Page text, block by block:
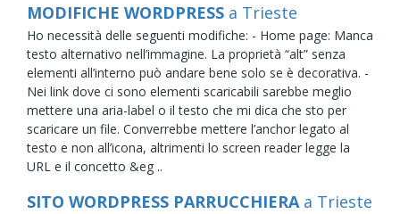
MODIFICHE WORDPRESS a Trieste
Ho necessità delle seguenti modifiche: - Home page: Manca
testo alternativo nell’immagine. La proprietà “alt” senza
elementi all’interno può andare bene solo se è decorativa. -
Nei link dove ci sono elementi scaricabili sarebbe meglio
mettere una aria-label o il testo che mi dica che sto per
scaricare un file. Converrebbe mettere l’anchor legato al
testo e non all’icona, altrimenti lo screen reader legge la
URL e il concetto &eg ..
SITO WORDPRESS PARRUCCHIERA a Trieste